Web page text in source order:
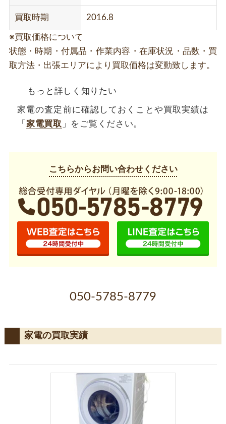
買取時期 2016.8
※買取価格について
状態・時期・付属品・作業内容・在庫状況・品数・買
取方法・出張エリアにより買取価格は変動致します。
もっと詳しく知りたい
家電の査定前に確認しておくことや買取実績は
「 家電買取 」をご覧ください。
こちらからお問い合わせください
050-5785-8779
家電の買取実績